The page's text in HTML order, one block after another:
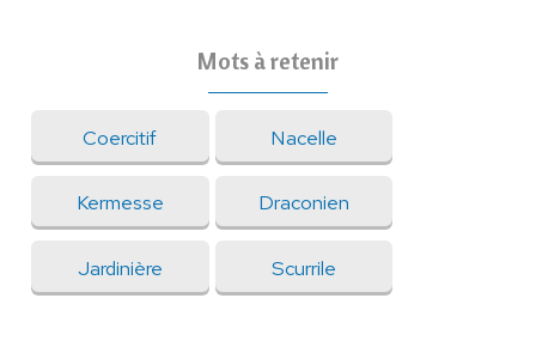
Mots à retenir
Coercitif Nacelle
Kermesse Draconien
Jardinière Scurrile